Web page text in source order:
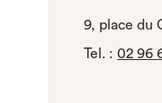
9, place du
Tel. :02 96